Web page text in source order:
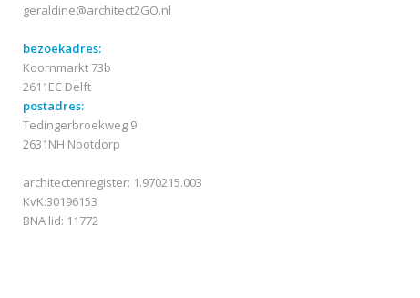
geraldine@architect2GO.nl
bezoekadres:
Koornmarkt 73b
2611EC Delft
postadres:
Tedingerbroekweg 9
2631NH Nootdorp
architectenregister: 1.970215.003
KvK:30196153
BNA lid: 11772